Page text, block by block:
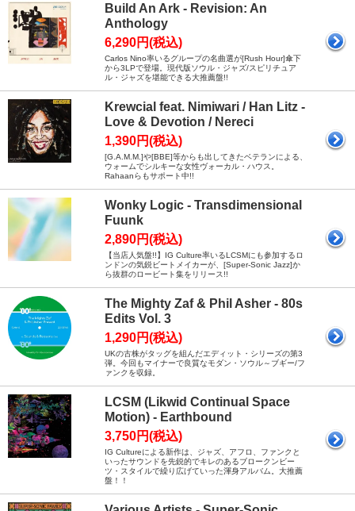
Build An Ark - Revision: An
Anthology
6,290円(税込)
Carlos Nino率いるグループの名曲選が[Rush Hour]傘下
から3LPで登場。現代版ソウル・ジャズ/スピリチュア
ル・ジャズを堪能できる大推薦盤!!
Krewcial feat. Nimiwari / Han Litz -
Love & Devotion / Nereci
1,390円(税込)
[G.A.M.M.]や[BBE]等からも出してきたベテランによる、
ウォームでシルキーな女性ヴォーカル・ハウス。
Rahaanらもサポート中!!
Wonky Logic - Transdimensional
Fuunk
2,890円(税込)
【当店人気盤!!】IG Culture率いるLCSMにも参加するロ
ンドンの気鋭ビートメイカーが、[Super-Sonic Jazz]か
ら抜群のロービート集をリリース!!
The Mighty Zaf & Phil Asher - 80s
Edits Vol. 3
1,290円(税込)
UKの古株がタッグを組んだエディット・シリーズの第3
弾。今回もマイナーで良質なモダン・ソウル～ブギー/フ
ァンクを収録。
LCSM (Likwid Continual Space
Motion) - Earthbound
3,750円(税込)
IG Cultureによる新作は、ジャズ、アフロ、ファンクと
いったサウンドを先鋭的でキレのあるブロークンビー
ツ・スタイルで繰り広げていった渾身アルバム。大推薦
盤！！